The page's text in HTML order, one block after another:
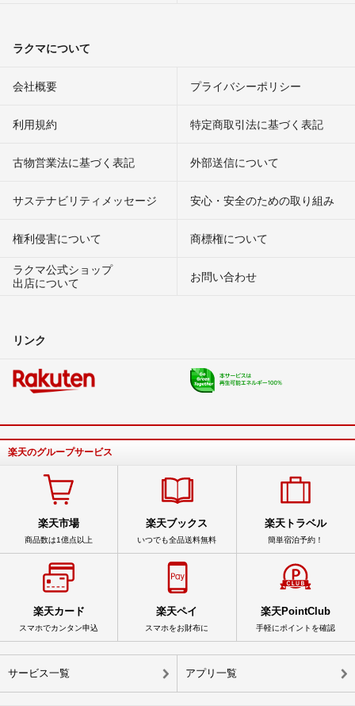
ラクマについて
会社概要 プライバシーポリシー
利用規約 特定商取引法に基づく表記
古物営業法に基づく表記 外部送信について
サステナビリティメッセージ 安心・安全のための取り組み
権利侵害について
商標権について
ラクマ公式ショップ
出店について
お問い合わせ
リンク
楽天のグループサービス
楽天市場
商品数は1億点以上
楽天ブックス
いつでも全品送料無料
楽天トラベル
簡単宿泊予約！
楽天カード
スマホでカンタン申込
楽天ペイ
スマホをお財布に
楽天PointClub
手軽にポイントを確認
サービス一覧 アプリ一覧